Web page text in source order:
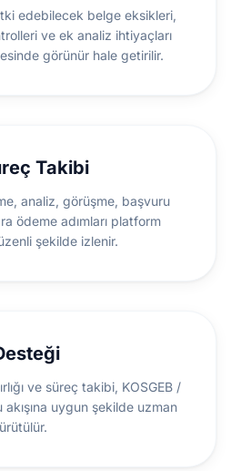
edebilecek belge eksikleri,
ve ek analiz ihtiyaçları
görünür hale getirilir.
Takibi
analiz, görüşme, başvuru
ödeme adımları platform
şekilde izlenir.
ve süreç takibi, KOSGEB /
akışına uygun şekilde uzman